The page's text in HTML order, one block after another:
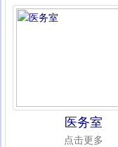
医务室
点击更多